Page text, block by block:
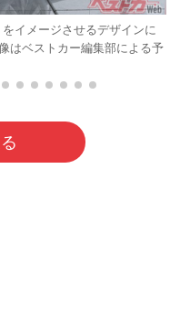
イメージさせるデザインに
はベストカー編集部による予